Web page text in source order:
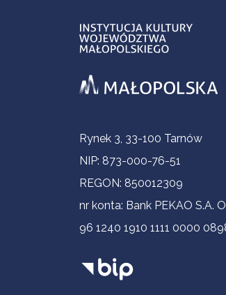
Informacje kontaktowe
Rynek 3, 33-100 Tarnów
NIP: 873-000-76-51
REGON: 850012309
nr konta: Bank PEKAO S.A.
96 1240 1910 1111 0000